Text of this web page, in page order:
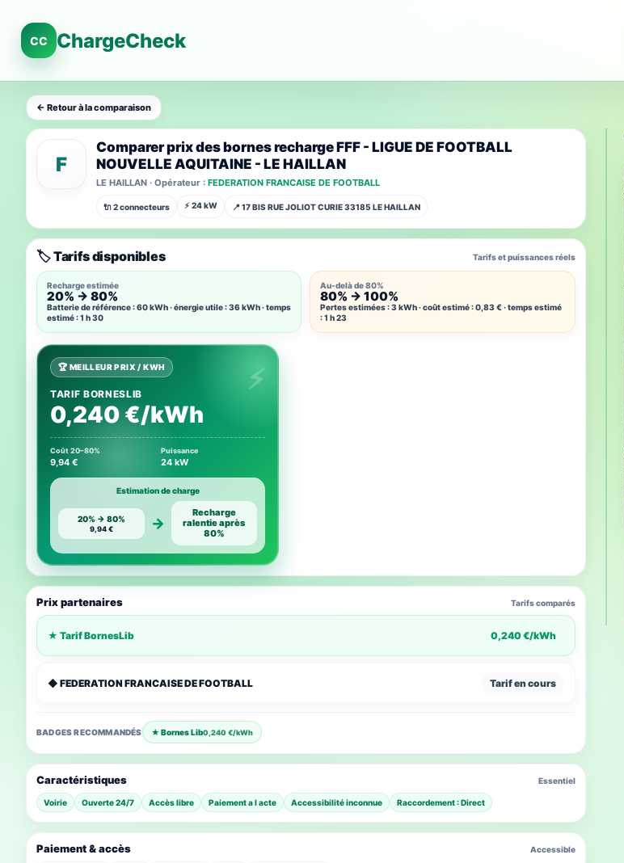
CC ChargeCheck
← Retour à la comparaison
F
Comparer prix des bornes recharge FFF - LIGUE DE FOOTBALL
NOUVELLE AQUITAINE - LE HAILLAN
LE HAILLAN · Opérateur : FEDERATION FRANCAISE DE FOOTBALL
🔌 2 connecteurs ⚡ 24 kW 📍 17 BIS RUE JOLIOT CURIE 33185 LE HAILLAN
🏷️ Tarifs disponibles Tarifs et puissances réels
Recharge estimée
20% → 80%
Batterie de référence : 60 kWh · énergie utile : 36 kWh · temps
estimé : 1 h 30
Au-delà de 80%
80% → 100%
Pertes estimées : 3 kWh · coût estimé : 0,83 € · temps estimé
: 1 h 23
🏆 MEILLEUR PRIX / KWH
TARIF BORNESLIB
0,240 €/kWh
Coût 20–80%
9,94 €
Puissance
24 kW
Estimation de charge
20% → 80%
9,94 € →
Recharge
ralentie après
80%
Prix partenaires Tarifs comparés
★ Tarif BornesLib 0,240 €/kWh
◆ FEDERATION FRANCAISE DE FOOTBALL Tarif en cours
BADGES RECOMMANDÉS ★ Bornes Lib0,240 €/kWh
Caractéristiques Essentiel
Voirie Ouverte 24/7 Accès libre Paiement a l acte Accessibilité inconnue Raccordement : Direct
Paiement & accès Accessible